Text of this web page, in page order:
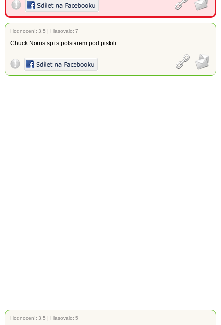
Hodnocení: 3.5 | Hlasovalo: 7
Chuck Norris spí s polštářem pod pistolí.
Hodnocení: 3.5 | Hlasovalo: 5